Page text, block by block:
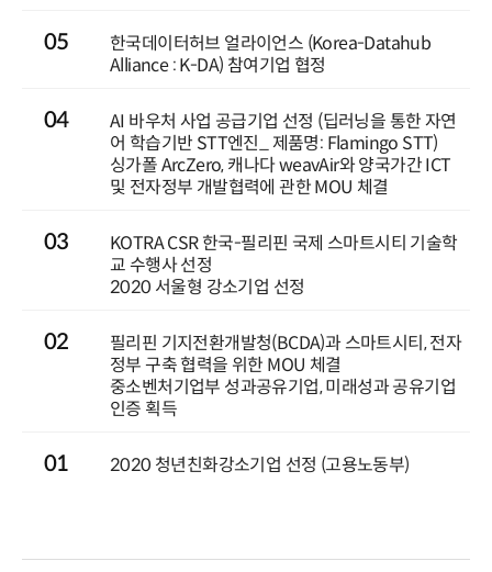
05
한국데이터허브 얼라이언스 (Korea-Datahub
Alliance : K-DA) 참여기업 협정
04
AI 바우처 사업 공급기업 선정 (딥러닝을 통한 자연
어 학습기반 STT엔진_ 제품명: Flamingo STT)
싱가폴 ArcZero, 캐나다 weavAir와 양국가간 ICT
및 전자정부 개발협력에 관한 MOU 체결
03
KOTRA CSR 한국-필리핀 국제 스마트시티 기술학
교 수행사 선정
2020 서울형 강소기업 선정
02
필리핀 기지전환개발청(BCDA)과 스마트시티, 전자
정부 구축 협력을 위한 MOU 체결
중소벤처기업부 성과공유기업, 미래성과 공유기업
인증 획득
01 2020 청년친화강소기업 선정 (고용노동부)